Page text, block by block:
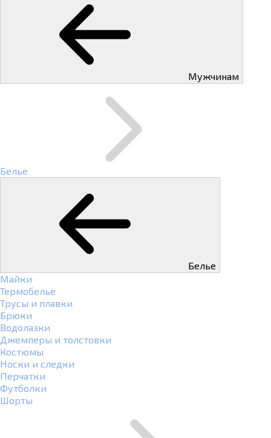
Мужчинам
Белье
Белье
Майки
Термобелье
Трусы и плавки
Брюки
Водолазки
Джемперы и толстовки
Костюмы
Носки и следки
Перчатки
Футболки
Шорты